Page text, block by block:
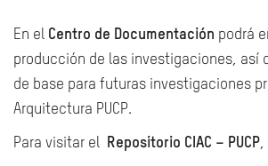
En el Centro de Documentación podrá
producción de las investigaciones, así
de base para futuras investigaciones
Arquitectura PUCP.
Para visitar el Repositorio CIAC – PUCP,